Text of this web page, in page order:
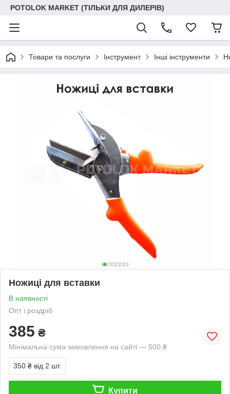
POTOLOK MARKET (ТІЛЬКИ ДЛЯ ДИЛЕРІВ)
Товари та послуги Інструмент Інші інструменти
Ножиці для вставки
В наявності
Опт і роздріб
385 ₴
Мінімальна сума замовлення на сайті — 500 ₴
350 ₴ від 2 шт.
Купити